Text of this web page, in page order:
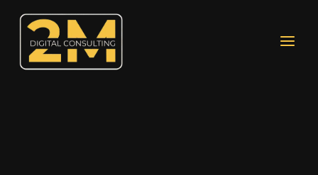
contenuto